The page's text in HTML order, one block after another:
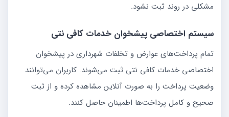
مشکلی در روند ثبت نشود.
سیستم اختصاصی پیشخوان خدمات کافی نتی
تمام پرداخت‌های عوارض و تخلفات شهرداری در پیشخوان
اختصاصی خدمات کافی نتی ثبت می‌شوند. کاربران می‌توانند
وضعیت پرداخت را به صورت آنلاین مشاهده کرده و از ثبت
صحیح و کامل پرداخت‌ها اطمینان حاصل کنند.